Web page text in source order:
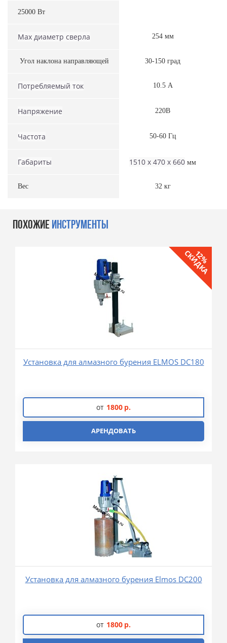
25000 Вт
Мax диаметр сверла 254 мм
Угол наклона направляющей 30-150 град
Потребляемый ток 10.5 А
Напряжение 220В
Частота 50-60 Гц
Габариты 1510 x 470 x 660 мм
Вес 32 кг
ПОХОЖИЕ ИНСТРУМЕНТЫ
12%
СКИДКА
Установка для алмазного бурения ELMOS DC180
от 1800 р.
АРЕНДОВАТЬ
Установка для алмазного бурения Elmos DC200
от 1800 р.